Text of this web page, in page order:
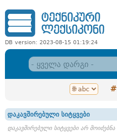
DB version: 2023-08-15 01:19:24
#
დაკავშირებული სიტყვები
დაკავშირებული სიტყვები არ მოიძებნა